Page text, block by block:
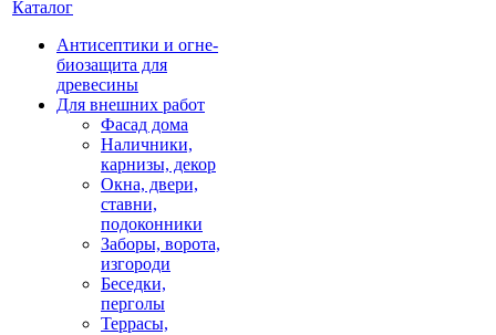
Каталог
Антисептики и огне-
биозащита для
древесины
Для внешних работ
Фасад дома
Наличники,
карнизы, декор
Окна, двери,
ставни,
подоконники
Заборы, ворота,
изгороди
Беседки,
перголы
Террасы,